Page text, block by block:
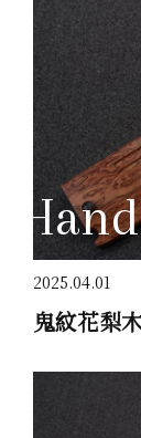
2025.04.01
鬼紋花梨